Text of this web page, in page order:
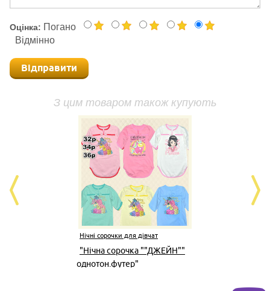
Оцінка: Погано
Відмінно
Відправити
З цим товаром також купують
Нічні сорочки для дівчат
"Нічна сорочка ""ДЖЕЙН""
однотон.футер"